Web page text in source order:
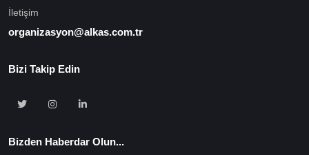
İletişim
organizasyon@alkas.com.tr
Bizi Takip Edin
Bizden Haberdar Olun...